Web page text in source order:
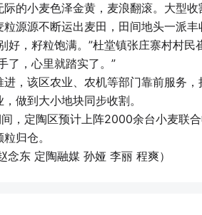
的小麦色泽金黄，麦浪翻滚。大型
粒源源不断运出麦田，田间地头一派丰
好，籽粒饱满。”杜堂镇张庄寨村村
了，心里就踏实了。”
进，该区农业、农机等部门靠前服务
做到大小地块同步收割。
间，定陶区预计上阵2000余台小麦联
归仓。
念东 定陶融媒 孙娅 李丽 程爽）